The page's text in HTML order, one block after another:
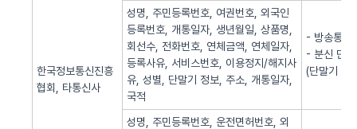
한국정보통신진흥
협회, 타통신사
성명, 주민등록번호, 여권번호, 외국인
등록번호, 개통일자, 생년월일, 상품명,
회선수, 전화번호, 연체금액, 연체일자,
등록사유, 서비스번호, 이용정지/해지사
유, 성별, 단말기 정보, 주소, 개통일자,
국적
- 방송통신
- 분신 단
(단말기 분
성명, 주민등록번호, 운전면허번호, 외